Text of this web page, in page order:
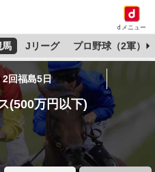
dメニュー
馬 Jリーグ プロ野球（2軍）
回福島5日
(500万円以下)